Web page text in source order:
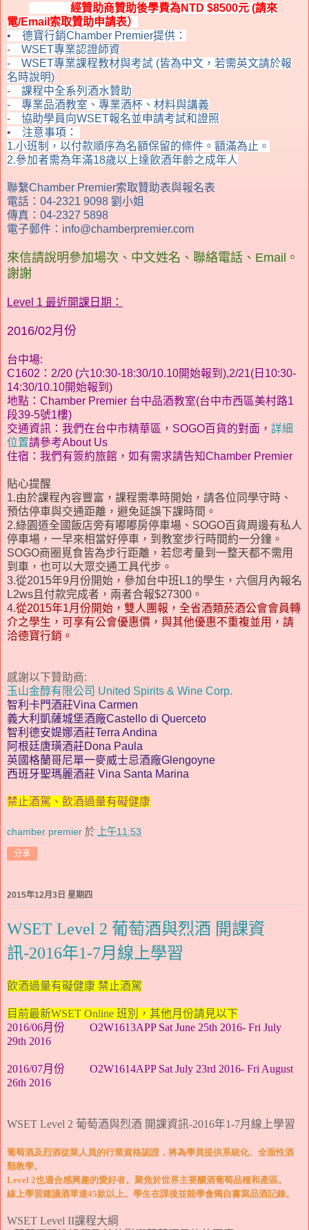
經贊助商贊助後學費為NTD $8500元 (請來
電/Email索取贊助申請表）
• 德寶行銷Chamber Premier提供：
- WSET專業認證師資
- WSET專業課程教材與考試 (皆為中文，若需英文請於報
名時說明)
- 課程中全系列酒水贊助
- 專業品酒教室、專業酒杯、材料與講義
- 協助學員向WSET報名並申請考試和證照
• 注意事項：
1.小班制，以付款順序為名額保留的條件。額滿為止。
2.參加者需為年滿18歲以上達飲酒年齡之成年人
聯繫Chamber Premier索取贊助表與報名表
電話：04-2321 9098 劉小姐
傳真 ：04-2327 5898
電子郵件：info@chamberpremier.com
來信請說明參加場次、 中文姓名、聯絡電話、Email。
謝謝
Level 1 最近開課日期：
2016/02月份
台中場:
C1602：2/20 (六10:30-18:30/10.10開始報到 ),2/21(日 10:30-
14:30/10.10開始報到)
地點： Chamber Premier 台中品酒教室(台中市西區美村路1
段39-5號1樓)
交通資訊 ：我們在台中市精華區，SOGO百貨的對面， 詳細
位置請參考About Us
住宿 ：我們有簽約旅館，如有需求請告知Chamber Premier
貼心提醒
1.由於課程內容豐富，課程需準時開始，請各位同學守時、
預估停車與交通距離，避免延誤下課時間。
2.綠園道全國飯店旁有嘟嘟房停車場、SOGO百貨周邊有私人
停車場，一早來相當好停車，到教室步行時間約一分鐘。
SOGO商圈覓食皆為步行距離，若您考量到一整天都不需用
到車，也可以大眾交通工具代步。
3.從2015年9月份開始，參加台中班L1的學生，六個月內報名
L2ws且付款完成者，兩者合報$27300。
4.從2015年1月份開始，雙人團報，全省酒類菸酒公會會員轉
介之學生，可享有公會優惠價，與其他優惠不重複並用，請
洽德寶行銷。
感謝以下贊助商:
玉山金醇有限公司 United Spirits & Wine Corp.
智利卡門酒莊Vina Carmen
義大利凱薩城堡酒廠Castello di Querceto
智利 德安媞娜酒莊Terra Andina
阿根廷唐璜酒莊Dona Paula
英國格蘭哥尼單一麥威士忌酒廠Glengoyne
西班牙聖瑪麗酒莊 Vina Santa Marina
禁止酒駕、飲酒過量有礙健康
chamber premier 於 上午11:53
分享
2015年12月3日 星期四
WSET Level 2 葡萄酒與烈酒 開課資
訊-2016年1-7月線上學習
飲酒過量有礙健康 禁止酒駕
目前最新WSET Online 班別，其他月份請見以下
2016/06月份 O2W1613APP Sat June 25th 2016- Fri July
29th 2016
2016/07月份 O2W1614APP Sat July 23rd 2016- Fri August
26th 2016
WSET Level 2 葡萄酒與烈酒 開課資訊-2016年1-7月線上學習
葡萄酒及烈酒從業人員的行業資格認證，將為學員提供系統化、全面性酒
類教學。
Level 2也適合感興趣的愛好者。聚焦於世界主要釀酒葡萄品種和產區。
線上學習建議酒單達45款以上。學生在課後並能學會獨自書寫品酒記錄。
WSET Level II課程大綱